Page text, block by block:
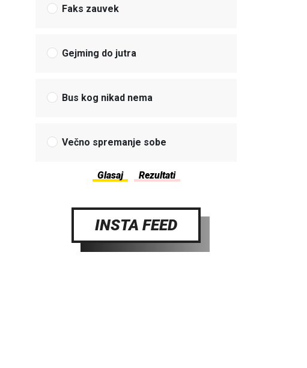
Faks zauvek
Gejming do jutra
Bus kog nikad nema
Večno spremanje sobe
INSTA FEED